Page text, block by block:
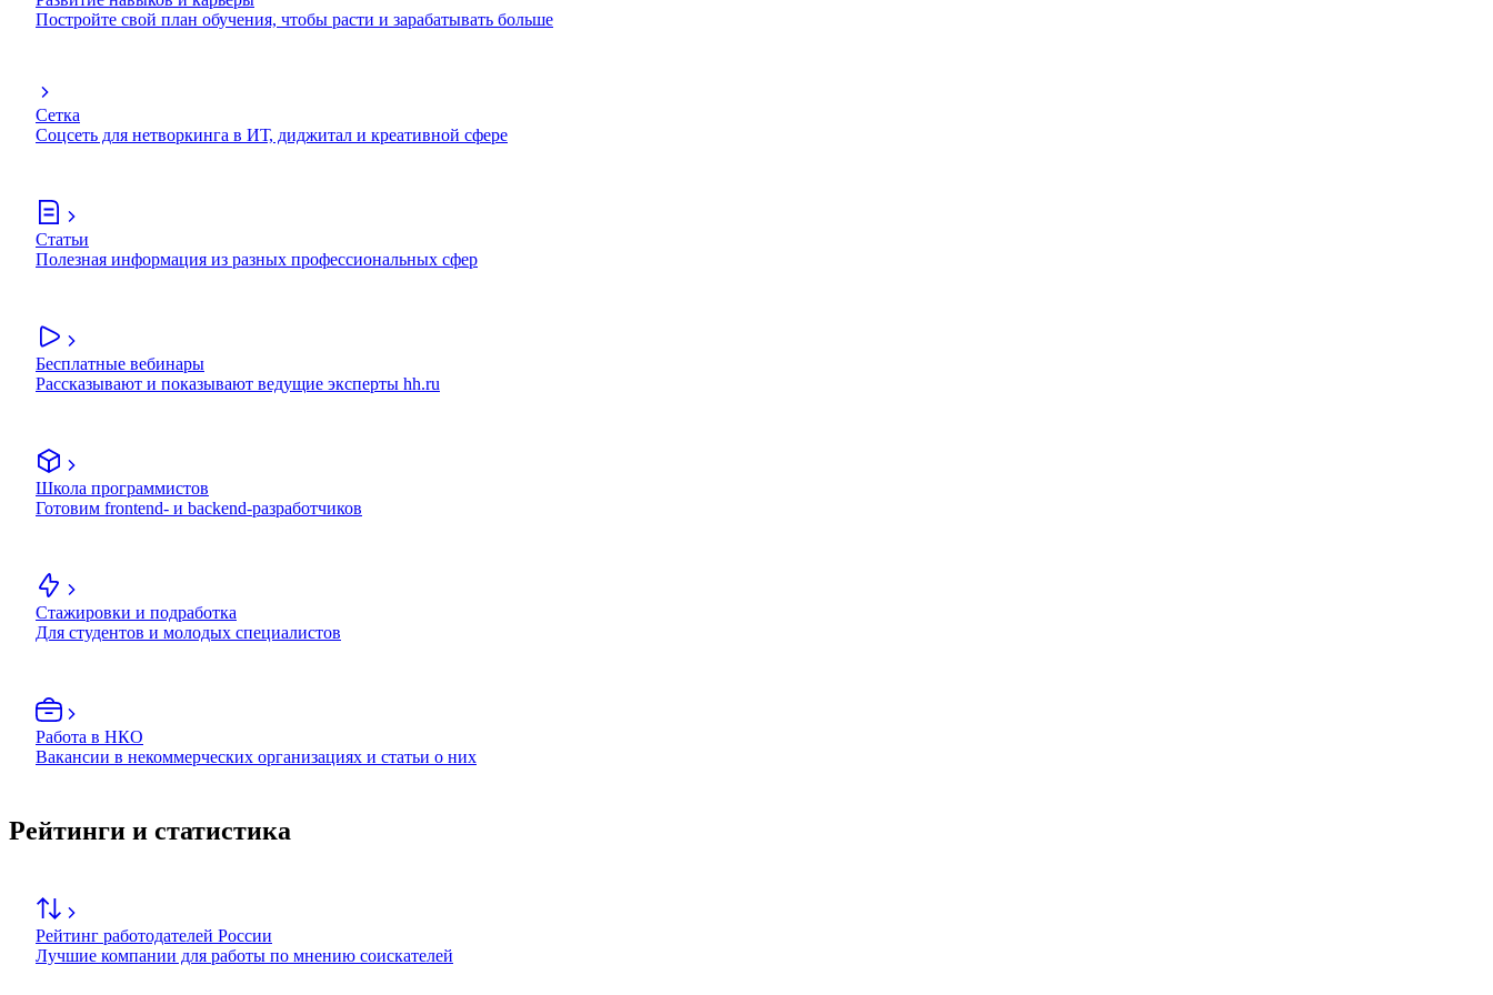
Постройте свой план обучения, чтобы расти и зарабатывать больше
Сетка
Соцсеть для нетворкинга в ИТ, диджитал и креативной сфере
Статьи
Полезная информация из разных профессиональных сфер
Бесплатные вебинары
Рассказывают и показывают ведущие эксперты hh.ru
Школа программистов
Готовим frontend- и backend-разработчиков
Стажировки и подработка
Для студентов и молодых специалистов
Работа в НКО
Вакансии в некоммерческих организациях и статьи о них
Рейтинги и статистика
Рейтинг работодателей России
Лучшие компании для работы по мнению соискателей